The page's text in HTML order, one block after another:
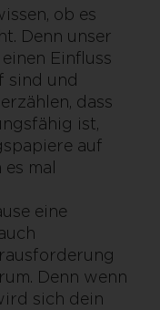
ob es
Denn unser
Einfluss
sind und
dass
ist,
auf
mal
eine
Denn wenn
sich dein